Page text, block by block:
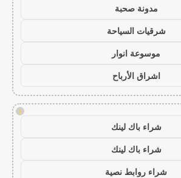
مدونة صحبة
شرقيات السياحة
موسوعة انوار
اشراق الأرباح
!
شراء باك لينك
شراء باك لينك
شراء روابط نصية